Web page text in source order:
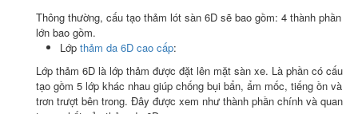
Thông thường, cấu tạo thảm lót sàn 6D sẽ bao gồm: 4 thành phần
lớn bao gồm.
Lớp thảm da 6D cao cấp:
Lớp thảm 6D là lớp thảm được đặt lên mặt sàn xe. Là phần có cấu
tạo gồm 5 lớp khác nhau giúp chống bụi bẩn, ẩm mốc, tiếng ồn và
trơn trượt bên trong. Đây được xem như thành phần chính và quan